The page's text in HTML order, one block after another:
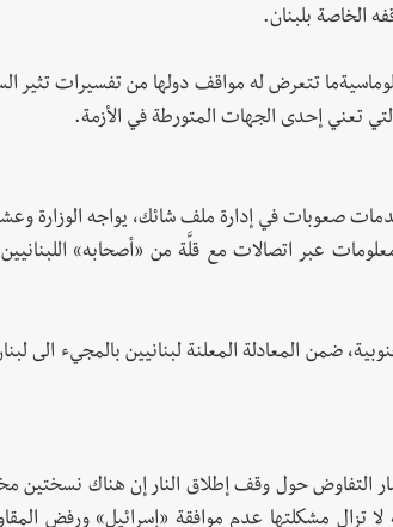
الخاصة بلبنان.
تتعرض له مواقف دولها من تفسيرات تثير
التي تعني إحدى الجهات المتورطة في الأزمة.
صعوبات في إدارة ملف شائك، يواجه الوزارة
عبر اتصالات مع قلَّة من «أصحابه»
ضمن المعادلة المعلنة لبنانيين بالمجيء الى
التفاوض حول وقف إطلاق النار إن هناك نسختين
لا تزال مشكلتها عدم موافقة «إسرائيل» ورفض